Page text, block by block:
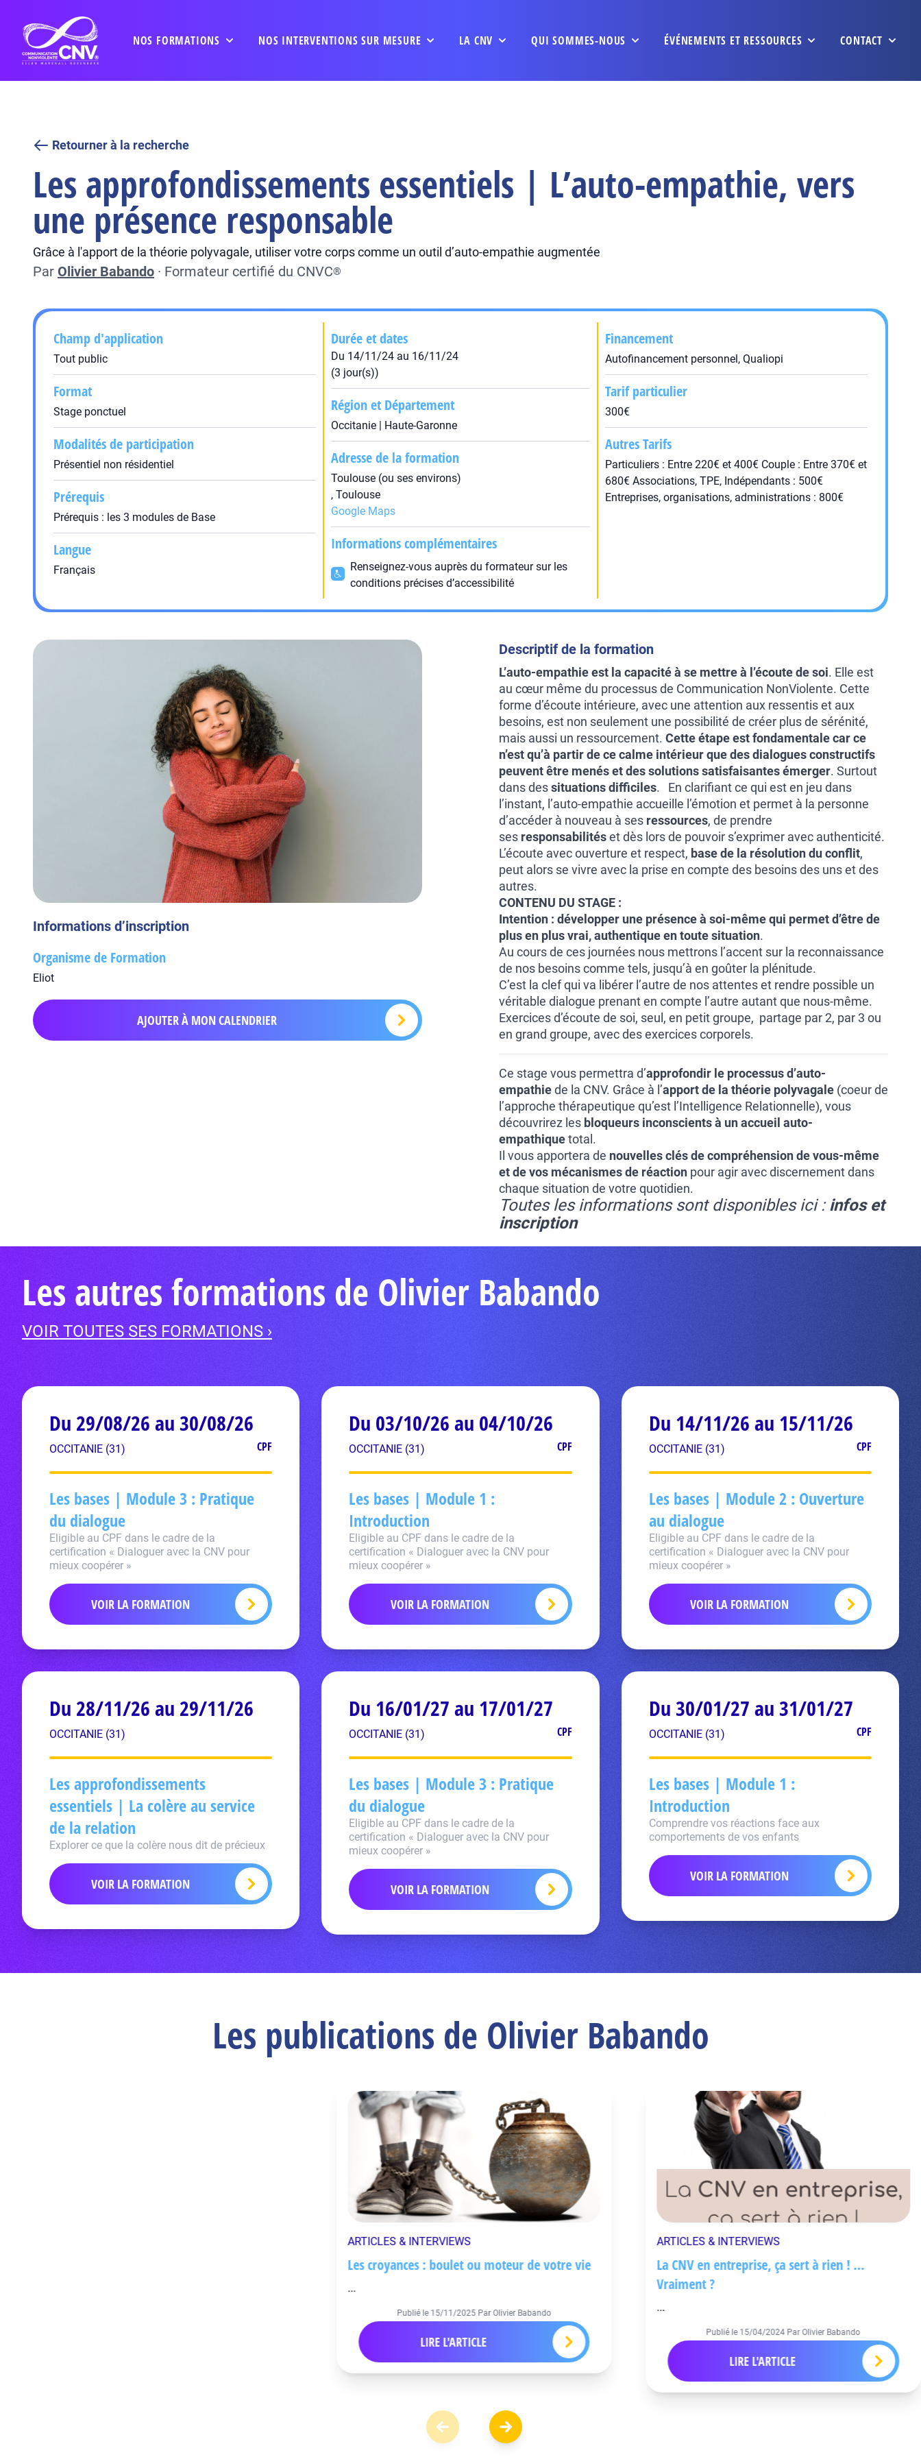
NOS FORMATIONS NOS INTERVENTIONS SUR MESURE LA CNV QUI SOMMES-NOUS ÉVÉNEMENTS ET RESSOURCES CONTACT
Retourner à la recherche
Les approfondissements essentiels | L’auto-empathie, vers
une présence responsable
Grâce à l'apport de la théorie polyvagale, utiliser votre corps comme un outil d’auto-empathie augmentée
Par Olivier Babando · Formateur certifié du CNVC®
Champ d'application
Tout public
Format
Stage ponctuel
Modalités de participation
Présentiel non résidentiel
Prérequis
Prérequis : les 3 modules de Base
Langue
Français
Durée et dates
Du 14/11/24 au 16/11/24
(3 jour(s))
Région et Département
Occitanie | Haute-Garonne
Adresse de la formation
Toulouse (ou ses environs)
, Toulouse
Google Maps
Informations complémentaires
Renseignez-vous auprès du formateur sur les
conditions précises d’accessibilité
Financement
Autofinancement personnel, Qualiopi
Tarif particulier
300€
Autres Tarifs
Particuliers : Entre 220€ et 400€ Couple : Entre 370€ et
680€ Associations, TPE, Indépendants : 500€
Entreprises, organisations, administrations : 800€
Informations d’inscription
Organisme de Formation
Eliot
AJOUTER À MON CALENDRIER
Descriptif de la formation
L’auto-empathie est la capacité à se mettre à l’écoute de soi. Elle est
au cœur même du processus de Communication NonViolente. Cette
forme d’écoute intérieure, avec une attention aux ressentis et aux
besoins, est non seulement une possibilité de créer plus de sérénité,
mais aussi un ressourcement. Cette étape est fondamentale car ce
n’est qu’à partir de ce calme intérieur que des dialogues constructifs
peuvent être menés et des solutions satisfaisantes émerger. Surtout
dans dessituations difficiles. En clarifiant ce qui est en jeu dans
l’instant, l’auto-empathie accueille l’émotion et permet à la personne
d’accéder à nouveau à ses ressources, de prendre
ses responsabilitéset dès lors de pouvoir s’exprimer avec authenticité.
L’écoute avec ouverture et respect, base de la résolution du conflit,
peut alors se vivre avec la prise en compte des besoins des uns et des
autres.
CONTENU DU STAGE :
Intention : développer une présence à soi-même qui permet d’être de
plus en plus vrai, authentique en toute situation.
Au cours de ces journées nous mettrons l’accent sur la reconnaissance
de nos besoins comme tels, jusqu’à en goûter la plénitude.
C’est la clef qui va libérer l’autre de nos attentes et rendre possible un
véritable dialogue prenant en compte l’autre autant que nous-même.
Exercices d’écoute de soi, seul, en petit groupe, partage par 2, par 3 ou
en grand groupe, avec des exercices corporels.
Ce stage vous permettra d’approfondir le processus d’auto-
empathiede la CNV. Grâce à l’apport de la théorie polyvagale (coeur de
l’approche thérapeutique qu’est l’Intelligence Relationnelle), vous
découvrirez les bloqueurs inconscients à un accueil auto-
empathiquetotal.
Il vous apportera de nouvelles clés de compréhension de vous-même
et de vos mécanismes de réaction pour agir avec discernement dans
chaque situation de votre quotidien.
Toutes les informations sont disponibles ici :infos et
inscription
Les autres formations de Olivier Babando
VOIR TOUTES SES FORMATIONS ›
Du 29/08/26 au 30/08/26
OCCITANIE (31) CPF
Les bases | Module 3 : Pratique
du dialogue
Eligible au CPF dans le cadre de la
certification « Dialoguer avec la CNV pour
mieux coopérer »
VOIR LA FORMATION
Du 03/10/26 au 04/10/26
OCCITANIE (31) CPF
Les bases | Module 1 :
Introduction
Eligible au CPF dans le cadre de la
certification « Dialoguer avec la CNV pour
mieux coopérer »
VOIR LA FORMATION
Du 14/11/26 au 15/11/26
OCCITANIE (31) CPF
Les bases | Module 2 : Ouverture
au dialogue
Eligible au CPF dans le cadre de la
certification « Dialoguer avec la CNV pour
mieux coopérer »
VOIR LA FORMATION
Du 28/11/26 au 29/11/26
OCCITANIE (31)
Les approfondissements
essentiels | La colère au service
de la relation
Explorer ce que la colère nous dit de précieux
VOIR LA FORMATION
Du 16/01/27 au 17/01/27
OCCITANIE (31) CPF
Les bases | Module 3 : Pratique
du dialogue
Eligible au CPF dans le cadre de la
certification « Dialoguer avec la CNV pour
mieux coopérer »
VOIR LA FORMATION
Du 30/01/27 au 31/01/27
OCCITANIE (31) CPF
Les bases | Module 1 :
Introduction
Comprendre vos réactions face aux
comportements de vos enfants
VOIR LA FORMATION
Les publications de Olivier Babando
ARTICLES & INTERVIEWS
Les croyances : boulet ou moteur de votre vie
...
Publié le 15/11/2025 Par Olivier Babando
LIRE L'ARTICLE
ARTICLES & INTERVIEWS
La CNV en entreprise, ça sert à rien ! …
Vraiment ?
...
Publié le 15/04/2024 Par Olivier Babando
LIRE L'ARTICLE